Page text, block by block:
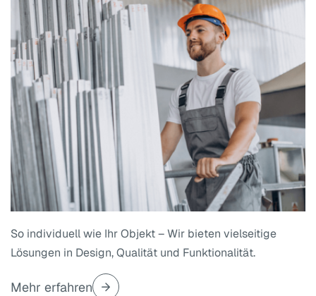
So individuell wie Ihr Objekt – Wir bieten vielseitige
Lösungen in Design, Qualität und Funktionalität.
Mehr erfahren